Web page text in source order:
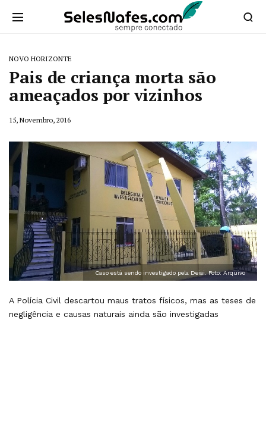
NOVO HORIZONTE
Pais de criança morta são
ameaçados por vizinhos
15, Novembro, 2016
Caso está sendo investigado pela Deiai. Foto: Arquivo
A Polícia Civil descartou maus tratos físicos, mas as teses de
negligência e causas naturais ainda são investigadas